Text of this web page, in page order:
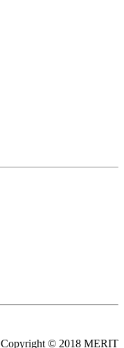
Copyright © 2018 MERIT